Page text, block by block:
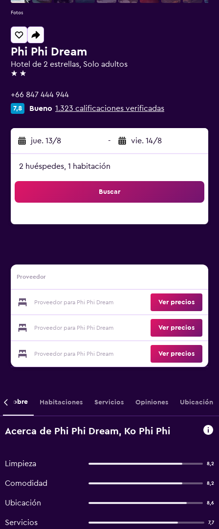
Phi Phi Dream
Hotel de 2 estrellas, Solo adultos
2 estrellas
+66 847 444 944
7,8 Bueno 1.323 calificaciones verificadas
jue. 13/8 - vie. 14/8
2 huéspedes, 1 habitación
Buscar
Proveedor
Proveedor para Phi Phi Dream Ver precios
Proveedor para Phi Phi Dream Ver precios
Proveedor para Phi Phi Dream Ver precios
Fotos
Sobre Habitaciones Servicios Opiniones Ubicación
Acerca de Phi Phi Dream, Ko Phi Phi
Limpieza 8,2
Comodidad 8,2
Ubicación 8,6
Servicios 7,7